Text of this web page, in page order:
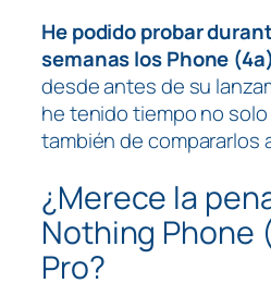
He podido probar
semanas los Phone
desde antes de su
he tenido tiempo no
también de compararlos
¿Merece la
Nothing Phone
Pro?